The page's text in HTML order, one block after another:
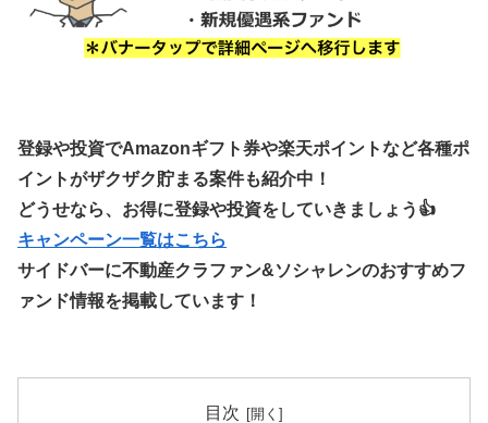
登録や投資でAmazonギフト券や楽天ポイントなど各種ポ
イントがザクザク貯まる案件も紹介中！
どうせなら、お得に登録や投資をしていきましょう👍
キャンペーン一覧はこちら
サイドバーに不動産クラファン&ソシャレンのおすすめフ
ァンド情報を掲載しています！
目次